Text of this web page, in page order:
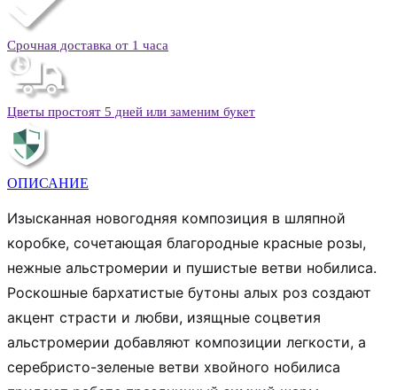
Срочная доставка от 1 часа
Цветы простоят 5 дней или заменим букет
ОПИСАНИЕ
Изысканная новогодняя композиция в шляпной
коробке, сочетающая благородные красные розы,
нежные альстромерии и пушистые ветви нобилиса.
Роскошные бархатистые бутоны алых роз создают
акцент страсти и любви, изящные соцветия
альстромерии добавляют композиции легкости, а
серебристо-зеленые ветви хвойного нобилиса